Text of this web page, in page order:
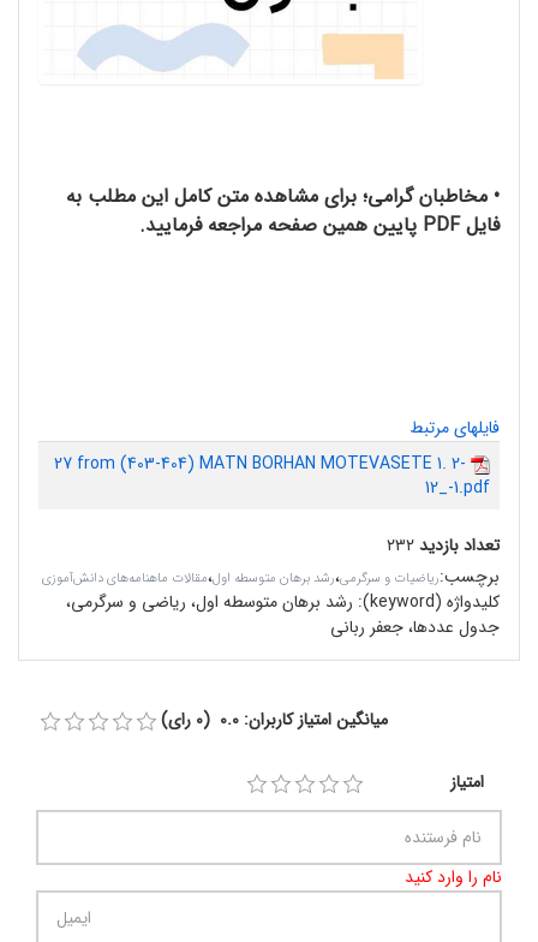
• مخاطبان گرامی؛ برای مشاهده متن کامل این مطلب به
فایل PDF پایین همین صفحه مراجعه فرمایید.
فایلهای مرتبط
27 from (403-404) MATN BORHAN MOTEVASETE 1. 2-
12_-1.pdf
تعداد بازدید۲۳۲
برچسب:ریاضیات و سرگرمی،رشد برهان متوسطه اول،مقالات ماهنامه‌های دانش‌آموزی
کلیدواژه (keyword):
رشد برهان متوسطه اول، ریاضی و سرگرمی،
جدول عددها، جعفر ربانی
میانگین امتیاز کاربران: 0.0 (0 رای)
امتیاز
نام را وارد کنید